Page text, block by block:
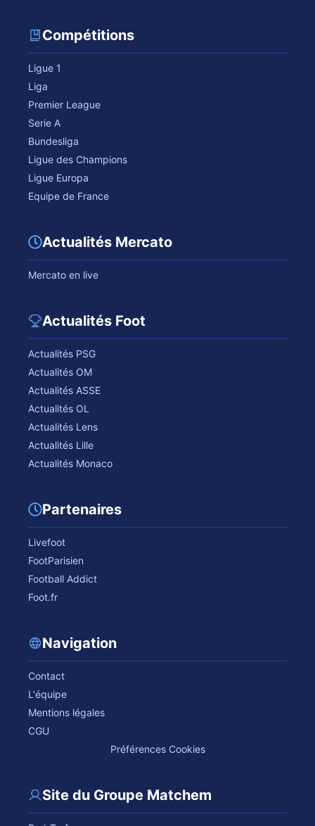
Compétitions
Ligue 1
Liga
Premier League
Serie A
Bundesliga
Ligue des Champions
Ligue Europa
Equipe de France
Actualités Mercato
Mercato en live
Actualités Foot
Actualités PSG
Actualités OM
Actualités ASSE
Actualités OL
Actualités Lens
Actualités Lille
Actualités Monaco
Partenaires
Livefoot
FootParisien
Football Addict
Foot.fr
Navigation
Contact
L'équipe
Mentions légales
CGU
Préférences Cookies
Site du Groupe Matchem